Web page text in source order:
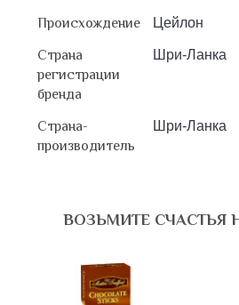
Происхождение Цейлон
Страна
регистрации
бренда
Шри-Ланка
Страна-
производитель
Шри-Ланка
ВОЗЬМИТЕ СЧАСТЬЯ